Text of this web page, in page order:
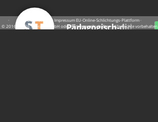
Pädagogisch-did…
· · ·Datenschutz ·Impressum EU-Online-Schlichtungs-Plattform·
© 2016 - 2026 SupraTix GmbH oder Partnergesellschaften - Alle Rechte vorbehalten.